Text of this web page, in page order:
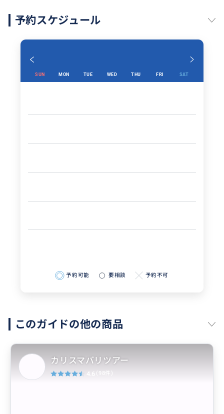
予約スケジュール
SUN MON TUE WED THU FRI SAT
予約可能 要相談 予約不可
このガイドの他の商品
カリスマバリツアー
4.6 (98件)